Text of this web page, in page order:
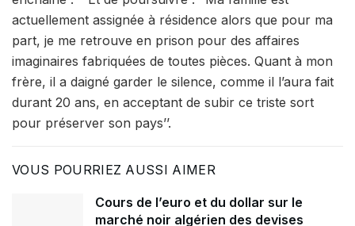
actuellement assignée à résidence alors que pour ma
part, je me retrouve en prison pour des affaires
imaginaires fabriquées de toutes pièces. Quant à mon
frère, il a daigné garder le silence, comme il l’aura fait
durant 20 ans, en acceptant de subir ce triste sort
pour préserver son pays’’.
VOUS POURRIEZ AUSSI AIMER
Cours de l’euro et du dollar sur le
marché noir algérien des devises